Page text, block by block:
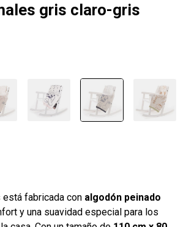
gris claro-gris
está fabricada con algodón peinado
y una suavidad especial para los